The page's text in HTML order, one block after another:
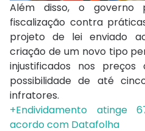
Além disso, o governo
fiscalização contra
projeto de lei enviado
criação de um novo tipo
injustificados nos preços
possibilidade de até
infratores.
+Endividamento atinge
acordo com Datafolha